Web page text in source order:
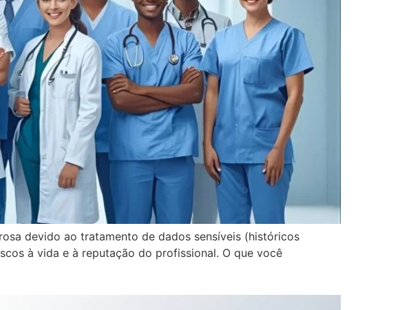
devido ao tratamento de dados sensíveis (históricos
à vida e à reputação do profissional. O que você